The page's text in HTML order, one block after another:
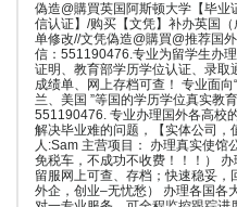
偽造@購買英国阿斯顿大学【毕
信认证】/购买【文凭】补办英国
单修改//文凭偽造@購買@推荐国
信：551190476.专业为留学生办
证明、教育部学历学位认证、录取
成绩单、网上存档可查！ 专业面
兰、美国 ”等国的学历学位真实教
551190476. 专业办理国外各高校
解决毕业难的问题，【实体公司
人:Sam 主营项目： 办理真实使馆
免税车，不成功不收费！！！）
留服网上可查、存档；快速稳妥，
外企，创业–无忧愁） 办理各国各